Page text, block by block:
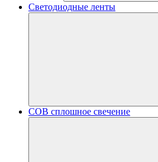
Светодиодные ленты
COB сплошное свечение